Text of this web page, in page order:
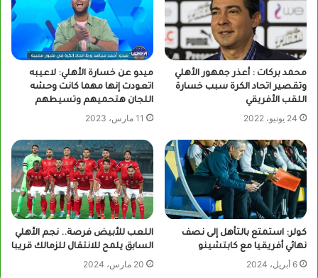
محمد بركات : أعذر جمهور الأهلي
وتقصير اتحاد الكرة سبب خسارة
اللقب الأفريقي
24 يونيو، 2022
ميدو عن خسارة الأهلي: لاعيبه
اتعودت إنها مهما كانت وحشه
اللجان هتحميهم وتسيطهم
11 مارس، 2023
كولر: استمتع بالتأهل إلى نصف
نهائي أفريقيا مع كابتشينو
6 أبريل، 2024
اللعب للأبيض فرصة.. نجم الأهلي
السابق يلمح للانتقال للزمالك قريبا
20 مارس، 2024